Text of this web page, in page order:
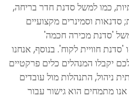
כמו למשל סדנת חדר בריחה,
סדנאות וסמינרים מקצועיים
'סדנת מכירה חכמה'
חוויית לקוח'. בנוסף, אנחנו
יקבלו המנהלים כלים פרקטיים
ניהול, התנהלות מול עובדים
מתמחים הוא גישור עבור